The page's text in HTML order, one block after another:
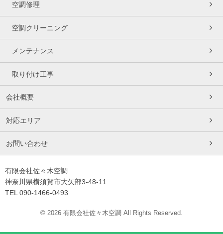
空調修理
空調クリーニング
メンテナンス
取り付け工事
会社概要
対応エリア
お問い合わせ
有限会社佐々木空調
神奈川県横須賀市大矢部3-48-11
TEL 090-1466-0493
© 2026 有限会社佐々木空調 All Rights Reserved.